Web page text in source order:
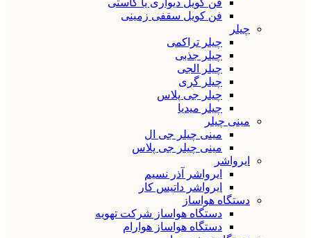
فن کویل سقفی زمینی
چیلر
چیلر تراکمی
چیلر جذبی
چیلر الجی
چیلر گری
چیلر جی پلاس
چیلر میدیا
مینی چیلر
مینی چیلر جی ال
مینی چیلر جی پلاس
ایرواشر
ایرواشر آذر نسیم
ایرواشر داتیس کار
دستگاه هواساز
دستگاه هواساز شرکت تهویه
دستگاه هواساز هوارام